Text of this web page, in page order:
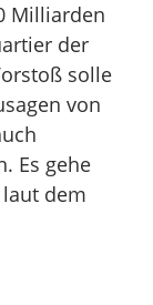
Milliarden
der
solle
von
Es gehe
dem